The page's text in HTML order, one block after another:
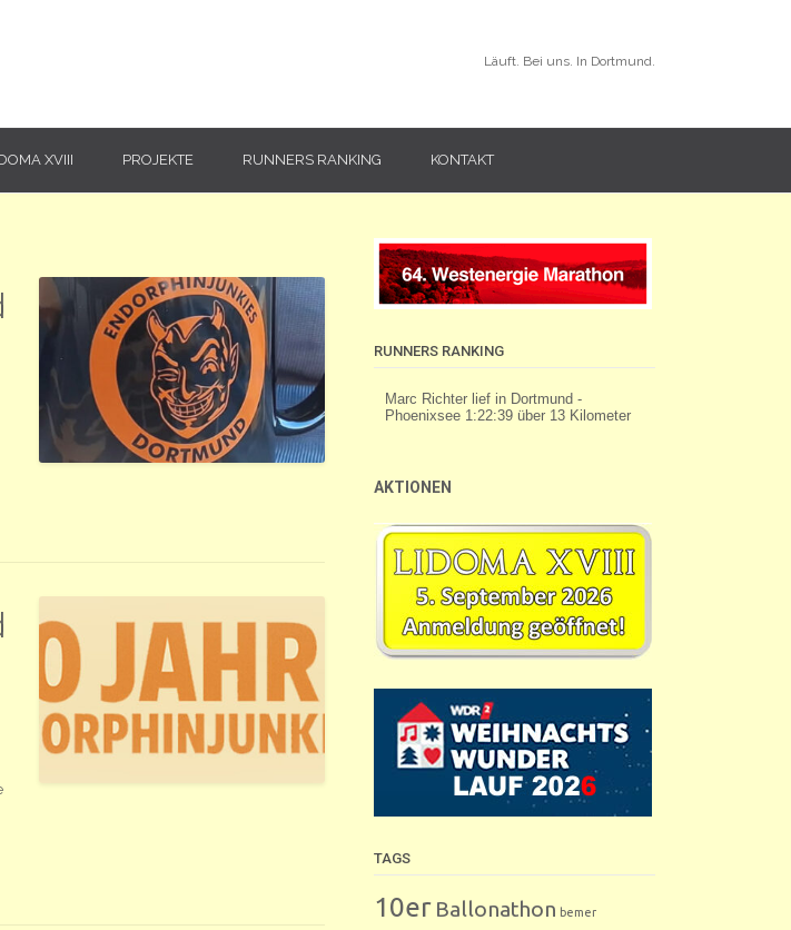
Läuft. Bei uns. In Dortmund.
XVIII PROJEKTE RUNNERS RANKING KONTAKT
RUNNERS RANKING
AKTIONEN
TAGS
10er Ballonathon bemer